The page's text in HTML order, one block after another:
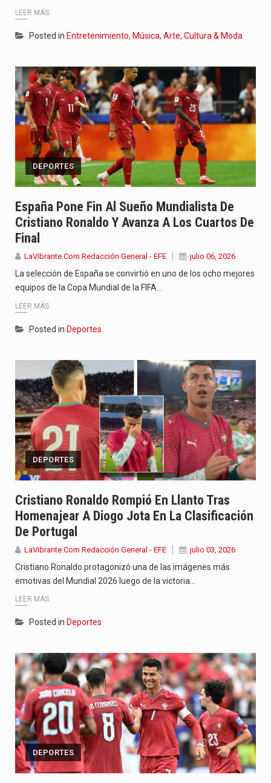
LEER MÁS
Posted in Entretenimiento, Música, Arte, Cultura & Moda
DEPORTES
España Pone Fin Al Sueño Mundialista De
Cristiano Ronaldo Y Avanza A Los Cuartos De
Final
LaVibrante.Com Redacción General - EFE julio 06, 2026
La selección de España se convirtió en uno de los ocho mejores
equipos de la Copa Mundial de la FIFA…
LEER MÁS
Posted in Deportes
DEPORTES
Cristiano Ronaldo Rompió En Llanto Tras
Homenajear A Diogo Jota En La Clasificación
De Portugal
LaVibrante.Com Redacción General - EFE julio 03, 2026
Cristiano Ronaldo protagonizó una de las imágenes más
emotivas del Mundial 2026 luego de la victoria…
LEER MÁS
Posted in Deportes
DEPORTES